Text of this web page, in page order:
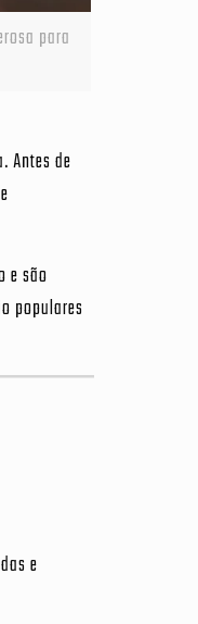
para
Antes de
e são
populares
e